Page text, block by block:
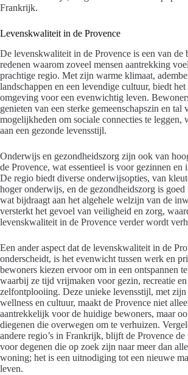
Frankrijk.
Levenskwaliteit in de Provence
De levenskwaliteit in de Provence is een van de
redenen waarom zoveel mensen aantrekking
prachtige regio. Met zijn warme klimaat,
landschappen en een levendige cultuur, biedt het
omgeving voor een evenwichtig leven.
genieten van een sterke gemeenschapszin en tal
mogelijkheden om sociale connecties te leggen,
aan een gezonde levensstijl.
Onderwijs en gezondheidszorg zijn ook van
de Provence, wat essentieel is voor gezinnen en
De regio biedt diverse onderwijsopties, van
hoger onderwijs, en de gezondheidszorg is
wat bijdraagt aan het algehele welzijn van de
versterkt het gevoel van veiligheid en zorg,
levenskwaliteit in de Provence verder wordt
Een ander aspect dat de levenskwaliteit in de
onderscheidt, is het evenwicht tussen werk en
bewoners kiezen ervoor om in een ontspannen
waarbij ze tijd vrijmaken voor gezin, recreatie en
zelfontplooiing. Deze unieke levensstijl, met
wellness en cultuur, maakt de Provence niet
aantrekkelijk voor de huidige bewoners, maar
diegenen die overwegen om te verhuizen.
andere regio’s in Frankrijk, blijft de Provence de
voor degenen die op zoek zijn naar meer dan
woning; het is een uitnodiging tot een nieuwe
leven.